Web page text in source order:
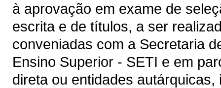
à aprovação em exame de
escrita e de títulos, a ser
conveniadas com a Secretaria
Ensino Superior - SETI e em
direta ou entidades